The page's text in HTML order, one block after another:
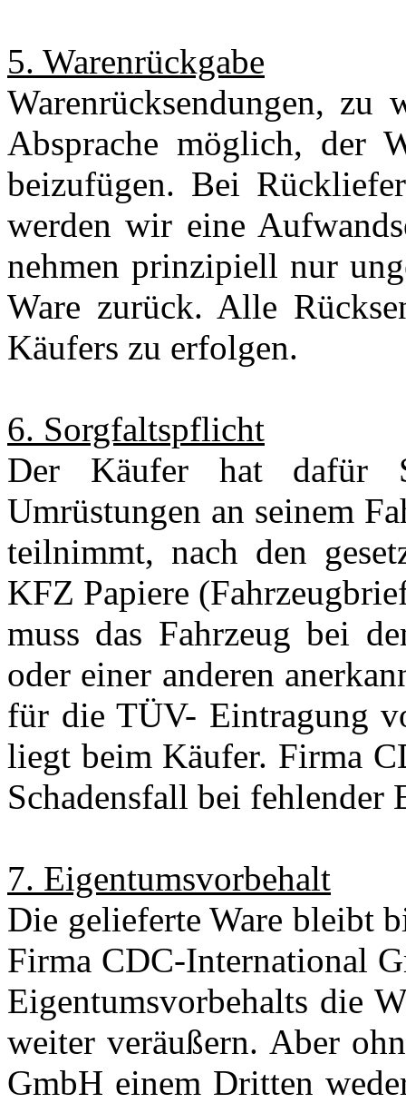
5. Warenrückgabe
Warenrücksendungen,
Absprache möglich, der
beizufügen. Bei
werden wir eine
nehmen prinzipiell nur
Ware zurück. Alle
Käufers zu erfolgen.
6. Sorgfaltspflicht
Der Käufer hat dafür
Umrüstungen an seinem
teilnimmt, nach den
KFZ Papiere
muss das Fahrzeug bei
oder einer anderen
für die TÜV- Eintragung
liegt beim Käufer. Firma
Schadensfall bei
7. Eigentumsvorbehalt
Die gelieferte Ware bleibt
Firma CDC-International
Eigentumsvorbehalts die
weiter veräußern. Aber
GmbH einem Dritten